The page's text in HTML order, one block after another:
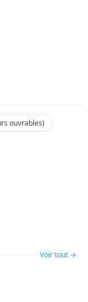
ouvrables)
Voir tout →